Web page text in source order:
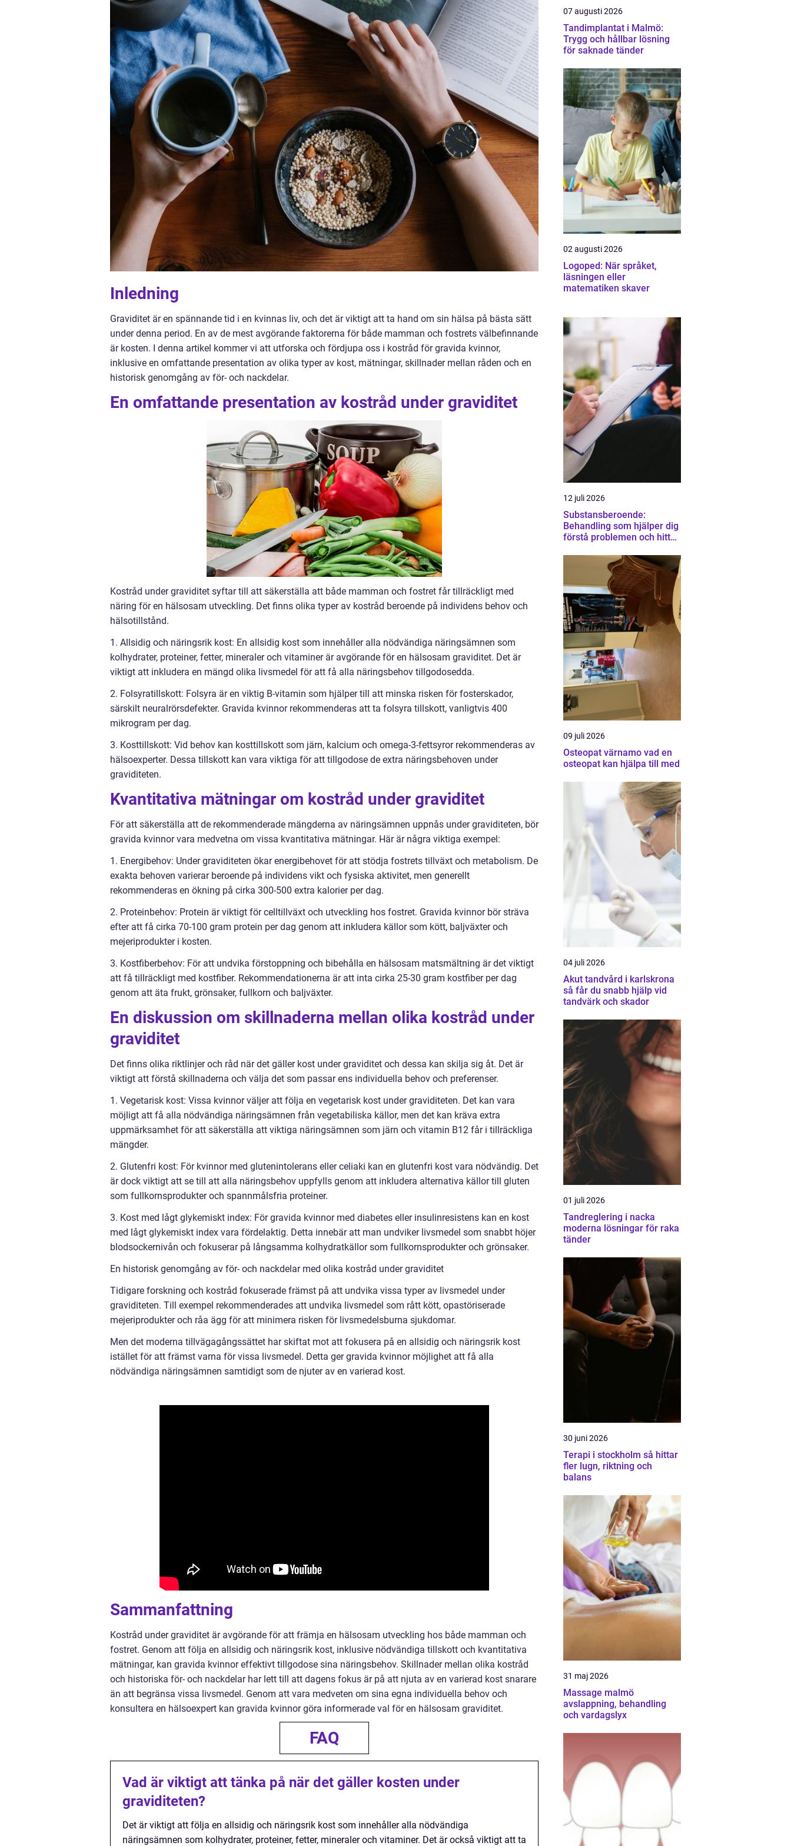
Inledning
Graviditet är en spännande tid i en kvinnas liv, och det är viktigt att ta hand om sin hälsa på bästa sätt
under denna period. En av de mest avgörande faktorerna för både mamman och fostrets välbefinnande
är kosten. I denna artikel kommer vi att utforska och fördjupa oss i kostråd för gravida kvinnor,
inklusive en omfattande presentation av olika typer av kost, mätningar, skillnader mellan råden och en
historisk genomgång av för- och nackdelar.
En omfattande presentation av kostråd under graviditet
Kostråd under graviditet syftar till att säkerställa att både mamman och fostret får tillräckligt med
näring för en hälsosam utveckling. Det finns olika typer av kostråd beroende på individens behov och
hälsotillstånd.
1. Allsidig och näringsrik kost: En allsidig kost som innehåller alla nödvändiga näringsämnen som
kolhydrater, proteiner, fetter, mineraler och vitaminer är avgörande för en hälsosam graviditet. Det är
viktigt att inkludera en mängd olika livsmedel för att få alla näringsbehov tillgodosedda.
2. Folsyratillskott: Folsyra är en viktig B-vitamin som hjälper till att minska risken för fosterskador,
särskilt neuralrörsdefekter. Gravida kvinnor rekommenderas att ta folsyra tillskott, vanligtvis 400
mikrogram per dag.
3. Kosttillskott: Vid behov kan kosttillskott som järn, kalcium och omega-3-fettsyror rekommenderas av
hälsoexperter. Dessa tillskott kan vara viktiga för att tillgodose de extra näringsbehoven under
graviditeten.
Kvantitativa mätningar om kostråd under graviditet
För att säkerställa att de rekommenderade mängderna av näringsämnen uppnås under graviditeten, bör
gravida kvinnor vara medvetna om vissa kvantitativa mätningar. Här är några viktiga exempel:
1. Energibehov: Under graviditeten ökar energibehovet för att stödja fostrets tillväxt och metabolism. De
exakta behoven varierar beroende på individens vikt och fysiska aktivitet, men generellt
rekommenderas en ökning på cirka 300-500 extra kalorier per dag.
2. Proteinbehov: Protein är viktigt för celltillväxt och utveckling hos fostret. Gravida kvinnor bör sträva
efter att få cirka 70-100 gram protein per dag genom att inkludera källor som kött, baljväxter och
mejeriprodukter i kosten.
3. Kostfiberbehov: För att undvika förstoppning och bibehålla en hälsosam matsmältning är det viktigt
att få tillräckligt med kostfiber. Rekommendationerna är att inta cirka 25-30 gram kostfiber per dag
genom att äta frukt, grönsaker, fullkorn och baljväxter.
En diskussion om skillnaderna mellan olika kostråd under
graviditet
Det finns olika riktlinjer och råd när det gäller kost under graviditet och dessa kan skilja sig åt. Det är
viktigt att förstå skillnaderna och välja det som passar ens individuella behov och preferenser.
1. Vegetarisk kost: Vissa kvinnor väljer att följa en vegetarisk kost under graviditeten. Det kan vara
möjligt att få alla nödvändiga näringsämnen från vegetabiliska källor, men det kan kräva extra
uppmärksamhet för att säkerställa att viktiga näringsämnen som järn och vitamin B12 får i tillräckliga
mängder.
2. Glutenfri kost: För kvinnor med glutenintolerans eller celiaki kan en glutenfri kost vara nödvändig. Det
är dock viktigt att se till att alla näringsbehov uppfylls genom att inkludera alternativa källor till gluten
som fullkornsprodukter och spannmålsfria proteiner.
3. Kost med lågt glykemiskt index: För gravida kvinnor med diabetes eller insulinresistens kan en kost
med lågt glykemiskt index vara fördelaktig. Detta innebär att man undviker livsmedel som snabbt höjer
blodsockernivån och fokuserar på långsamma kolhydratkällor som fullkornsprodukter och grönsaker.
En historisk genomgång av för- och nackdelar med olika kostråd under graviditet
Tidigare forskning och kostråd fokuserade främst på att undvika vissa typer av livsmedel under
graviditeten. Till exempel rekommenderades att undvika livsmedel som rått kött, opastöriserade
mejeriprodukter och råa ägg för att minimera risken för livsmedelsburna sjukdomar.
Men det moderna tillvägagångssättet har skiftat mot att fokusera på en allsidig och näringsrik kost
istället för att främst varna för vissa livsmedel. Detta ger gravida kvinnor möjlighet att få alla
nödvändiga näringsämnen samtidigt som de njuter av en varierad kost.
Sammanfattning
Kostråd under graviditet är avgörande för att främja en hälsosam utveckling hos både mamman och
fostret. Genom att följa en allsidig och näringsrik kost, inklusive nödvändiga tillskott och kvantitativa
mätningar, kan gravida kvinnor effektivt tillgodose sina näringsbehov. Skillnader mellan olika kostråd
och historiska för- och nackdelar har lett till att dagens fokus är på att njuta av en varierad kost snarare
än att begränsa vissa livsmedel. Genom att vara medveten om sina egna individuella behov och
konsultera en hälsoexpert kan gravida kvinnor göra informerade val för en hälsosam graviditet.
FAQ
Vad är viktigt att tänka på när det gäller kosten under
graviditeten?
Det är viktigt att följa en allsidig och näringsrik kost som innehåller alla nödvändiga
näringsämnen som kolhydrater, proteiner, fetter, mineraler och vitaminer. Det är också viktigt att ta
07 augusti 2026
Tandimplantat i Malmö:
Trygg och hållbar lösning
för saknade tänder
02 augusti 2026
Logoped: När språket,
läsningen eller
matematiken skaver
12 juli 2026
Substansberoende:
Behandling som hjälper dig
förstå problemen och hitta
09 juli 2026
Osteopat värnamo vad en
osteopat kan hjälpa till med
04 juli 2026
Akut tandvård i karlskrona
så får du snabb hjälp vid
tandvärk och skador
01 juli 2026
Tandreglering i nacka
moderna lösningar för raka
tänder
30 juni 2026
Terapi i stockholm så hittar
fler lugn, riktning och
balans
31 maj 2026
Massage malmö
avslappning, behandling
och vardagslyx